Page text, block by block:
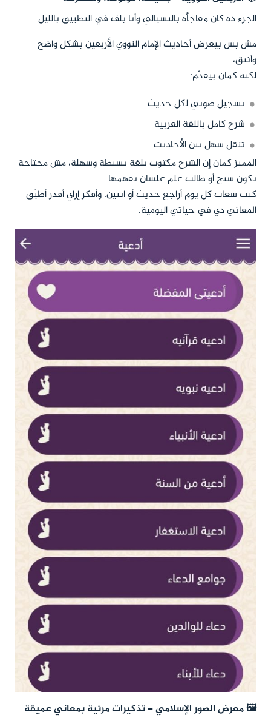
الجزء ده كان مفاجأة بالنسبالي وأنا بلف في التطبيق بالليل.
مش بس بيعرض أحاديث الإمام النووي الأربعين بشكل واضح
وأنيق،
لكنه كمان بيقدّم:
تسجيل صوتي لكل حديث
شرح كامل باللغة العربية
تنقل سهل بين الأحاديث
المميز كمان إن الشرح مكتوب بلغة بسيطة وسهلة، مش محتاجة
تكون شيخ أو طالب علم علشان تفهمها.
كنت سعات كل يوم أراجع حديث أو اتنين، وأفكر إزاي أقدر أطبّق
المعاني دي في حياتي اليومية.
🖼️ معرض الصور الإسلامي – تذكيرات مرئية بمعاني عميقة